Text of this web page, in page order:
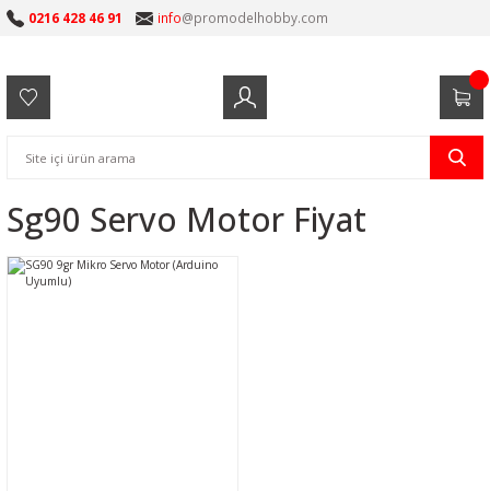
0216 428 46 91 info@promodelhobby.com
Sg90 Servo Motor Fiyat